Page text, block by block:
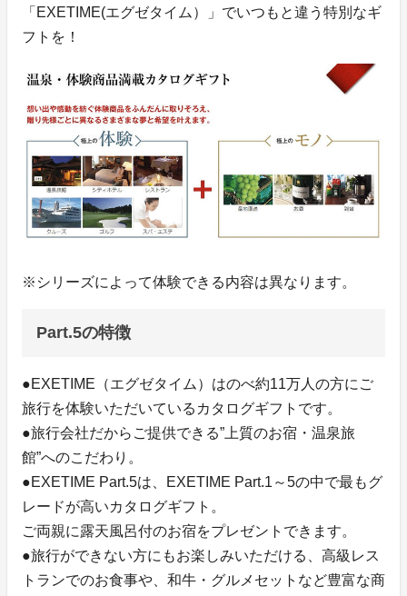
「EXETIME(エグゼタイム）」でいつもと違う特別なギ
フトを！
※シリーズによって体験できる内容は異なります。
Part.5の特徴
●EXETIME（エグゼタイム）はのべ約11万人の方にご
旅行を体験いただいているカタログギフトです。
●旅行会社だからご提供できる”上質のお宿・温泉旅
館”へのこだわり。
●EXETIME Part.5は、EXETIME Part.1～5の中で最もグ
レードが高いカタログギフト。
ご両親に露天風呂付のお宿をプレゼントできます。
●旅行ができない方にもお楽しみいただける、高級レス
トランでのお食事や、和牛・グルメセットなど豊富な商